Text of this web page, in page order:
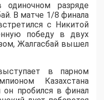
разряде
В матче 1/8 финала
с Никитой
победу в двух
Жалгасбай вышел
в парном
Казахстана
пробился в финал